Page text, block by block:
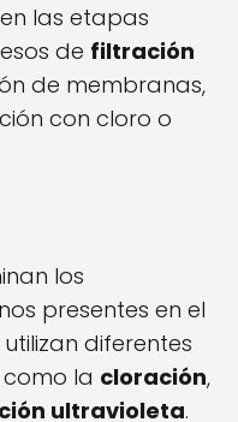
las etapas
de filtración
de membranas,
con cloro o
los
presentes en el
diferentes
la cloración,
ultravioleta.